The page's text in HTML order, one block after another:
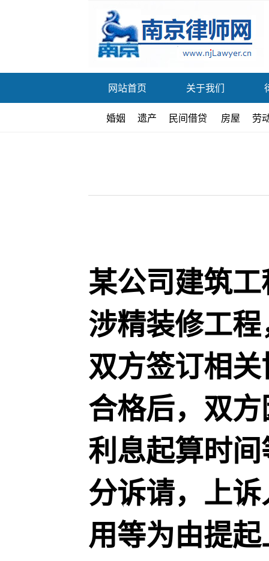
网站首页 关于我们
婚姻 遗产 民间借贷 房屋 劳
某公司建筑
涉精装修工
双方签订相
合格后，双
利息起算时
分诉请，上
用等为由提